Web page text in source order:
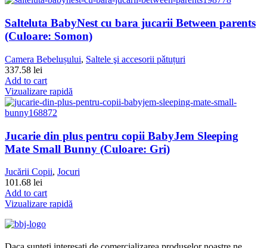
Salteluta BabyNest cu bara jucarii Between parents
(Culoare: Somon)
Camera Bebelușului, Saltele şi accesorii pǎtuțuri
337.58 lei
Add to cart
Vizualizare rapidă
Jucarie din plus pentru copii BabyJem Sleeping
Mate Small Bunny (Culoare: Gri)
Jucării Copii, Jocuri
101.68 lei
Add to cart
Vizualizare rapidă